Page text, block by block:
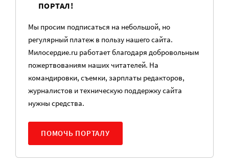
ПОРТАЛ!
Мы просим подписаться на небольшой, но
регулярный платеж в пользу нашего сайта.
Милосердие.ru работает благодаря добровольным
пожертвованиям наших читателей. На
командировки, съемки, зарплаты редакторов,
журналистов и техническую поддержку сайта
нужны средства.
ПОМОЧЬ ПОРТАЛУ